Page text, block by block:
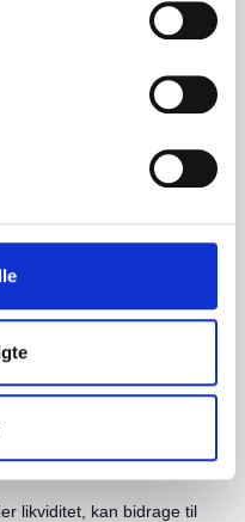
overskuddet er at
ved at effektivisere
og forhandle bedre
kan være en anden
Dette kan opnås ved at
nye produkter
og højere
likviditet
likviditet, kan bidrage til